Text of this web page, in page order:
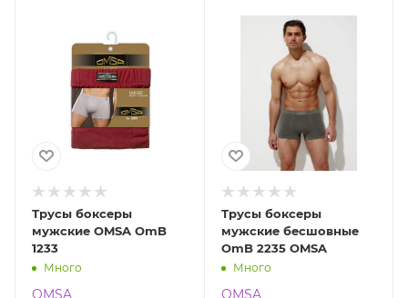
Трусы боксеры
мужские OMSA OmB
1233
Много
OMSA
Трусы боксеры
мужские бесшовные
OmB 2235 OMSA
Много
OMSA